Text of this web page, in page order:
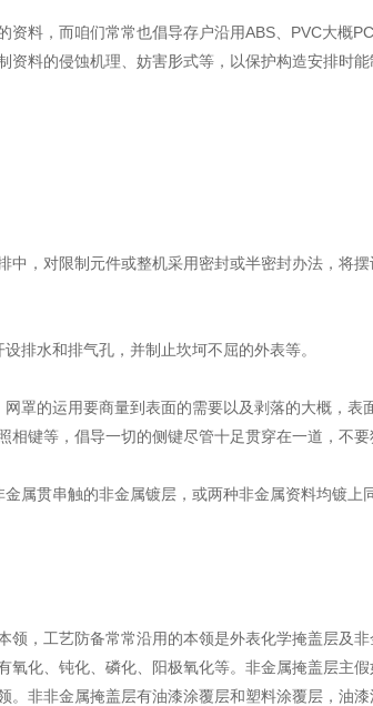
料，而咱们常常也倡导存户沿用ABS、PVC大概
料的侵蚀机理、妨害肜式等，以保护构造安排时
，对限制元件或整机采用密封或半密封办法，将
排水和排气孔，并制止坎坷不屈的外表等。
罩的运用要商量到表面的需要以及剥落的大概，
键等，倡导一切的侧键尽管十足贯穿在一道，不
属贯串触的非金属镀层，或两种非金属资料均镀
，工艺防备常常沿用的本领是外表化学掩盖层及
化、钝化、磷化、阳极氧化等。非金属掩盖层主
非非金属掩盖层有油漆涂覆层和塑料涂覆层，油